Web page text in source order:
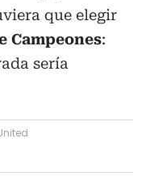
que elegir
Campeones:
sería